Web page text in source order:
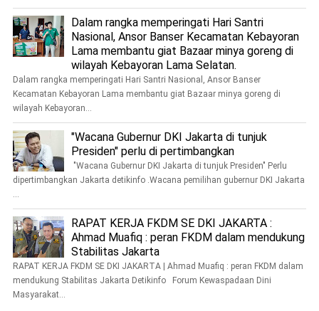
Dalam rangka memperingati Hari Santri
Nasional, Ansor Banser Kecamatan Kebayoran
Lama membantu giat Bazaar minya goreng di
wilayah Kebayoran Lama Selatan.
Dalam rangka memperingati Hari Santri Nasional, Ansor Banser
Kecamatan Kebayoran Lama membantu giat Bazaar minya goreng di
wilayah Kebayoran...
"Wacana Gubernur DKI Jakarta di tunjuk
Presiden" perlu di pertimbangkan
"Wacana Gubernur DKI Jakarta di tunjuk Presiden" Perlu
dipertimbangkan Jakarta detikinfo .Wacana pemilihan gubernur DKI Jakarta
...
RAPAT KERJA FKDM SE DKI JAKARTA :
Ahmad Muafiq : peran FKDM dalam mendukung
Stabilitas Jakarta
RAPAT KERJA FKDM SE DKI JAKARTA | Ahmad Muafiq : peran FKDM dalam
mendukung Stabilitas Jakarta Detikinfo Forum Kewaspadaan Dini
Masyarakat...